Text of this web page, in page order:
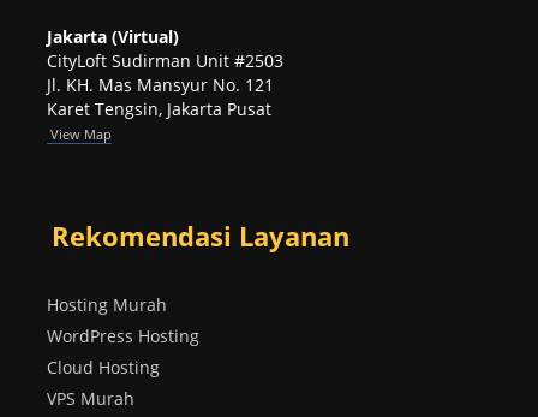
Jakarta (Virtual)
CityLoft Sudirman Unit #2503
Jl. KH. Mas Mansyur No. 121
Karet Tengsin, Jakarta Pusat
View Map
Rekomendasi Layanan
Hosting Murah
WordPress Hosting
Cloud Hosting
VPS Murah